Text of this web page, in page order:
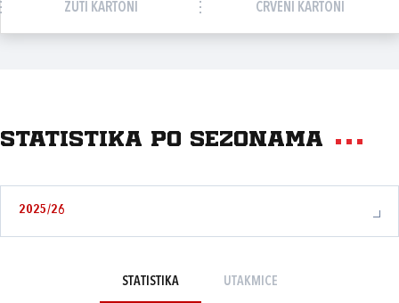
ŽUTI KARTONI CRVENI KARTONI
Statistika po sezonama
2025/26
STATISTIKA UTAKMICE